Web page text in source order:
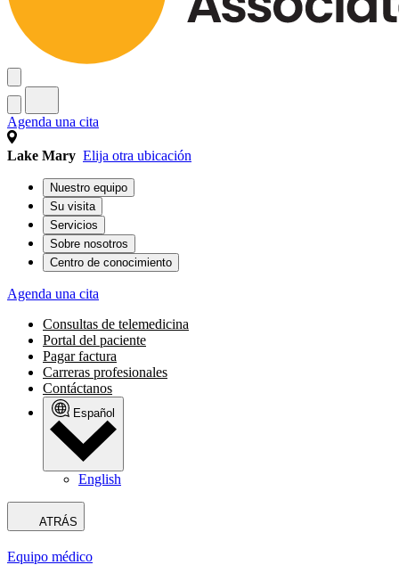
Agenda una cita
Lake Mary Elija otra ubicación
Nuestro equipo
Su visita
Servicios
Sobre nosotros
Centro de conocimiento
Agenda una cita
Consultas de telemedicina
Portal del paciente
Pagar factura
Carreras profesionales
Contáctanos
Español
English
ATRÁS
Equipo médico